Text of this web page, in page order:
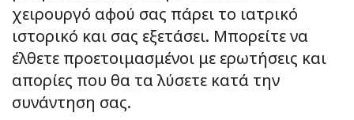
χειρουργό αφού σας πάρει το ιατρικό
ιστορικό και σας εξετάσει. Μπορείτε να
έλθετε προετοιμασμένοι με ερωτήσεις και
απορίες που θα τα λύσετε κατά την
συνάντηση σας.